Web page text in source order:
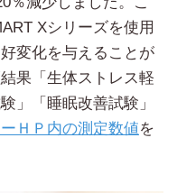
Xシリーズを使用
変化を与えることが
果「生体ストレス軽
」「睡眠改善試験」
ＨＰ内の測定数値を